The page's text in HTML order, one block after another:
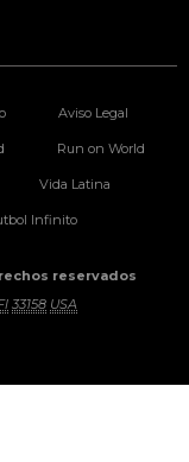
Aviso Legal
Run on World
Vida Latina
Infinito
reservados
33158 USA